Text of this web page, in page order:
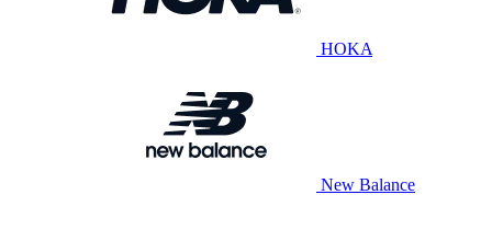
HOKA
New Balance